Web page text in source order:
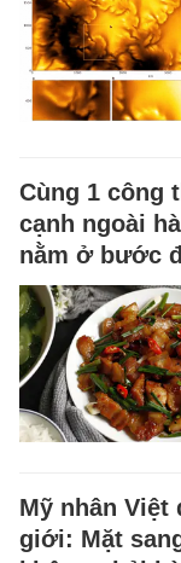
Cùng 1 công
cạnh ngoài
nằm ở bước
Mỹ nhân
giới: Mặt